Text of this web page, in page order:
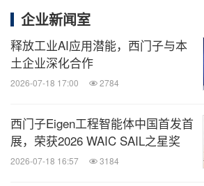
率已达到94%以上，冰铜品位的稳
从"经验炼铜"到"AI炼铜"，是质量
升。
工业AI将以智能体的形态活跃在千
专长，又彼此协作，组合成千变万
到那时，人只需要发挥想象提出创
企业新闻室
释放工业AI应用潜能，西门子与本
土企业深化合作
2026-07-18 17:00 2784
西门子Eigen工程智能体中国首发首
展，荣获2026 WAIC SAIL之星奖
2026-07-18 16:57 3184